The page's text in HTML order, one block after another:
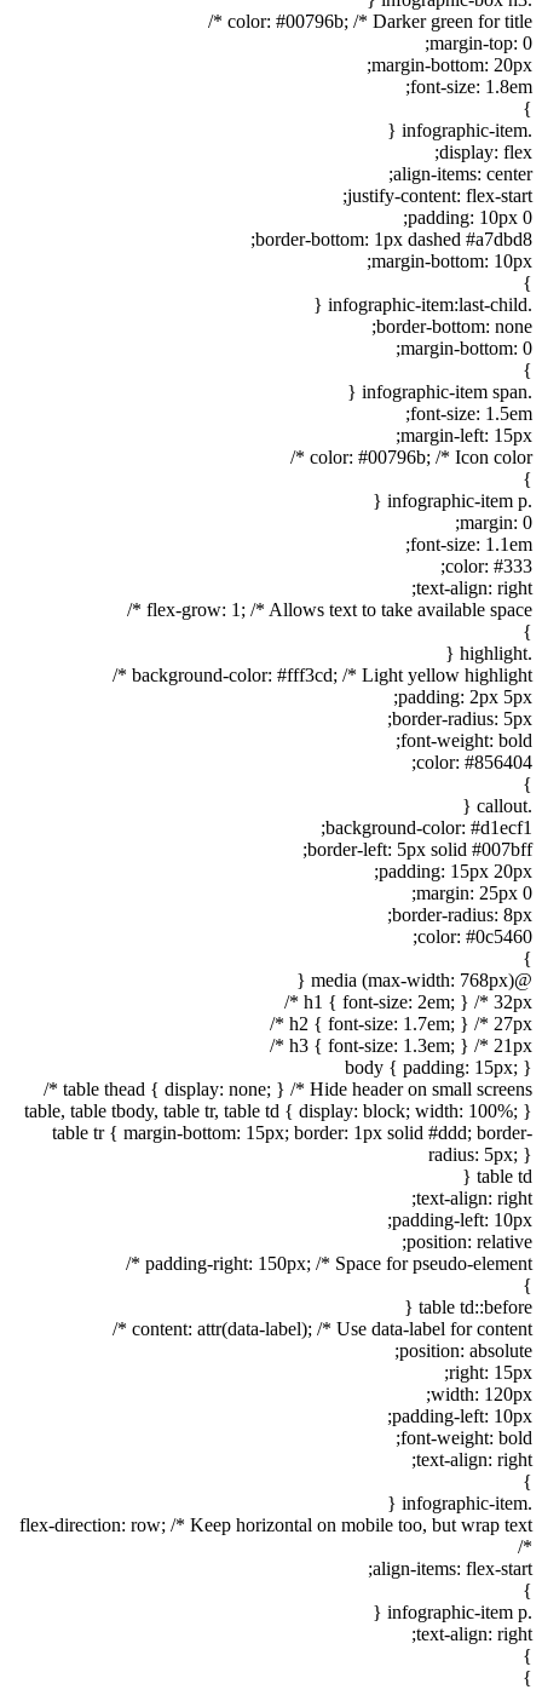
color: #00796b; /* Darker green for title */
margin-top: 0;
margin-bottom: 20px;
font-size: 1.8em;
}
.infographic-item {
display: flex;
align-items: center;
justify-content: flex-start;
padding: 10px 0;
border-bottom: 1px dashed #a7dbd8;
margin-bottom: 10px;
}
.infographic-item:last-child {
border-bottom: none;
margin-bottom: 0;
}
.infographic-item span {
font-size: 1.5em;
margin-left: 15px;
color: #00796b; /* Icon color */
}
.infographic-item p {
margin: 0;
font-size: 1.1em;
color: #333;
text-align: right;
flex-grow: 1; /* Allows text to take available space */
}
.highlight {
background-color: #fff3cd; /* Light yellow highlight */
padding: 2px 5px;
border-radius: 5px;
font-weight: bold;
color: #856404;
}
.callout {
background-color: #d1ecf1;
border-left: 5px solid #007bff;
padding: 15px 20px;
margin: 25px 0;
border-radius: 8px;
color: #0c5460;
}
@media (max-width: 768px) {
h1 { font-size: 2em; } /* 32px */
h2 { font-size: 1.7em; } /* 27px */
h3 { font-size: 1.3em; } /* 21px */
body { padding: 15px; }
table thead { display: none; } /* Hide header on small screens */
table, table tbody, table tr, table td { display: block; width: 100%; }
table tr { margin-bottom: 15px; border: 1px solid #ddd; border-
radius: 5px; }
table td {
text-align: right;
padding-left: 10px;
position: relative;
padding-right: 150px; /* Space for pseudo-element */
}
table td::before {
content: attr(data-label); /* Use data-label for content */
position: absolute;
right: 15px;
width: 120px;
padding-left: 10px;
font-weight: bold;
text-align: right;
}
.infographic-item {
flex-direction: row; /* Keep horizontal on mobile too, but wrap text
*/
align-items: flex-start;
}
.infographic-item p {
text-align: right;
}
}